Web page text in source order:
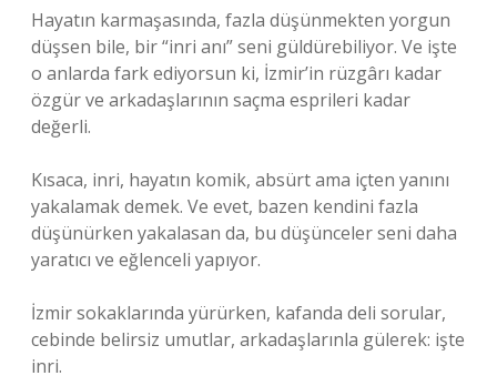
Hayatın karmaşasında, fazla düşünmekten yorgun
düşsen bile, bir “inri anı” seni güldürebiliyor. Ve işte
o anlarda fark ediyorsun ki, İzmir’in rüzgârı kadar
özgür ve arkadaşlarının saçma esprileri kadar
değerli.
Kısaca, inri, hayatın komik, absürt ama içten yanını
yakalamak demek. Ve evet, bazen kendini fazla
düşünürken yakalasan da, bu düşünceler seni daha
yaratıcı ve eğlenceli yapıyor.
İzmir sokaklarında yürürken, kafanda deli sorular,
cebinde belirsiz umutlar, arkadaşlarınla gülerek: işte
inri.